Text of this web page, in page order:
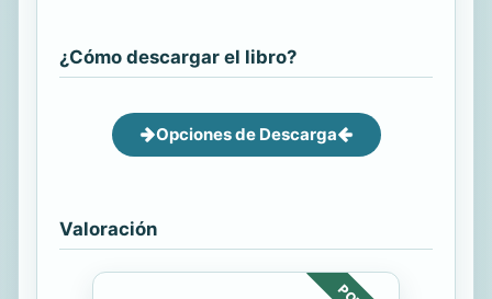
¿Cómo descargar el libro?
Opciones de Descarga
Valoración